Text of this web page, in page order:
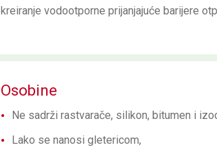
kreiranje vodootporne prijanjajuće barijere
Osobine
Ne sadrži rastvarače, silikon, bitumen i
Lako se nanosi gletericom,